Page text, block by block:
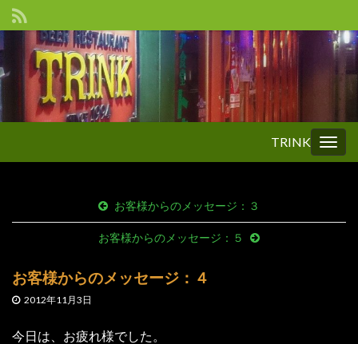
TRINK
お客様からのメッセージ：３
お客様からのメッセージ：５
お客様からのメッセージ：４
2012年11月3日
今日は、お疲れ様でした。